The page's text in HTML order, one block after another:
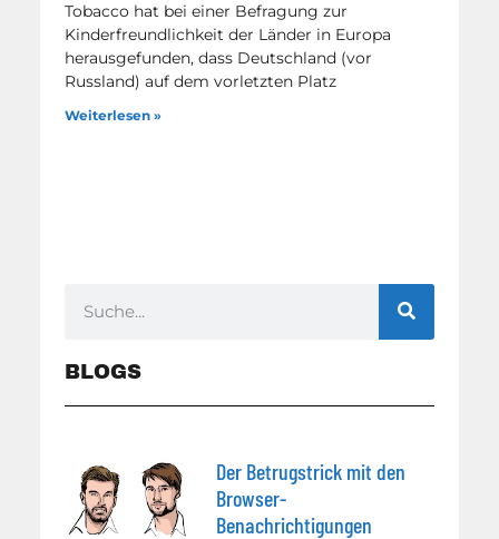
Tobacco hat bei einer Befragung zur
Kinderfreundlichkeit der Länder in Europa
herausgefunden, dass Deutschland (vor
Russland) auf dem vorletzten Platz
Weiterlesen »
BLOGS
Der Betrugstrick mit den
Browser-
Benachrichtigungen